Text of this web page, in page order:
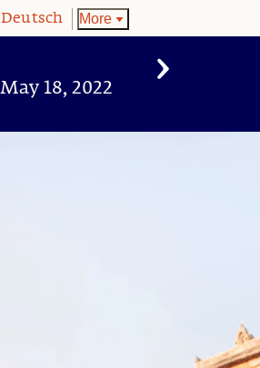
Deutsch More
May 18, 2022